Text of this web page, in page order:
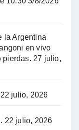
Hugo Yasky : Día de la Militancia - Hugo Yasky con Jorge Gres
Hugo Yasky sobre la Coordinadora de las Industrias de Productos Alimenticios (COPAL) - Hugo Yasky con Jorge Gres
Pablo Moyano sobre el espionaje: "Estos personajes siniestros han hecho mucho daño" - Pablo Moyano con Jorge Gres
la Argentina
en vivo
pierdas. 27 julio,
22 julio, 2026
22 julio, 2026